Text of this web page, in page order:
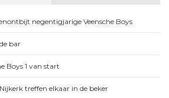
negentigjarige Veensche Boys
bar
Boys 1 van start
treffen elkaar in de beker